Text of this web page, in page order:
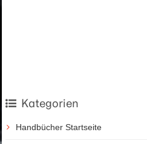
Kategorien
Handbücher Startseite